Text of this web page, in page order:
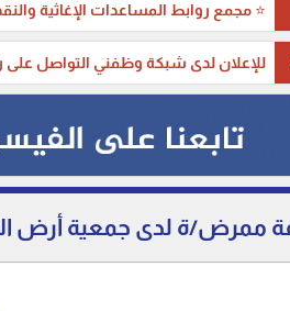
⭐ مجمع روابط المساعدات الإغاثية
للإعلان لدى شبكة وظفني التواصل على رقم
ممرض/ة لدى جمعية أرض